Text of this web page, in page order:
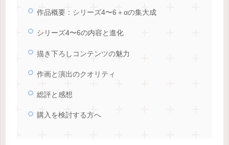
作品概要：シリーズ4〜6＋αの集大成
シリーズ4〜6の内容と進化
描き下ろしコンテンツの魅力
作画と演出のクオリティ
総評と感想
購入を検討する方へ